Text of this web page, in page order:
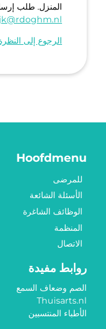
المنزل. طلب
الرجوع إلى
Hoofdmenu
للمرضى
الأسئلة الشائعة
الوظائف الشاغرة
المنظمة
الاتصال
روابط مفيدة
الصم وضعاف السمع
Thuisarts.nl
الأطباء المنتسبين